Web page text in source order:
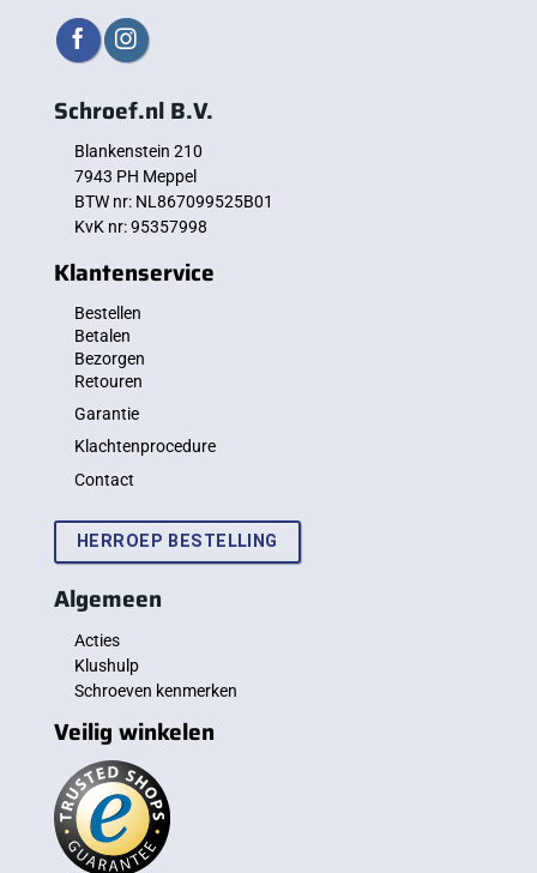
Schroef.nl B.V.
Blankenstein 210
7943 PH Meppel
BTW nr: NL867099525B01
KvK nr: 95357998
Klantenservice
Bestellen
Betalen
Bezorgen
Retouren
Garantie
Klachtenprocedure
Contact
HERROEP BESTELLING
Algemeen
Acties
Klushulp
Schroeven kenmerken
Veilig winkelen